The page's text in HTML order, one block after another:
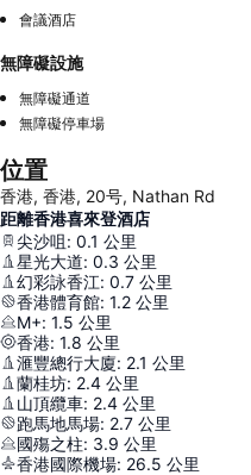
會議酒店
無障礙設施
無障礙通道
無障礙停車場
位置
香港, 香港, 20号, Nathan Rd
距離香港喜來登酒店
尖沙咀: 0.1 公里
星光大道: 0.3 公里
幻彩詠香江: 0.7 公里
香港體育館: 1.2 公里
M+: 1.5 公里
香港: 1.8 公里
滙豐總行大廈: 2.1 公里
蘭桂坊: 2.4 公里
山頂纜車: 2.4 公里
跑馬地馬場: 2.7 公里
國殤之柱: 3.9 公里
香港國際機場: 26.5 公里